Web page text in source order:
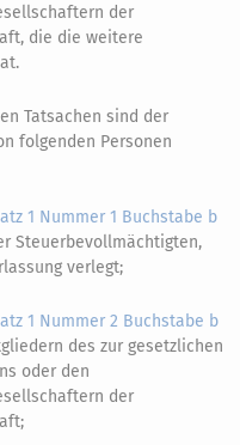
der
die die weitere
Tatsachen sind der
folgenden Personen
1 Nummer 1 Buchstabe b
Steuerbevollmächtigten,
verlegt;
1 Nummer 2 Buchstabe b
des zur gesetzlichen
oder den
der